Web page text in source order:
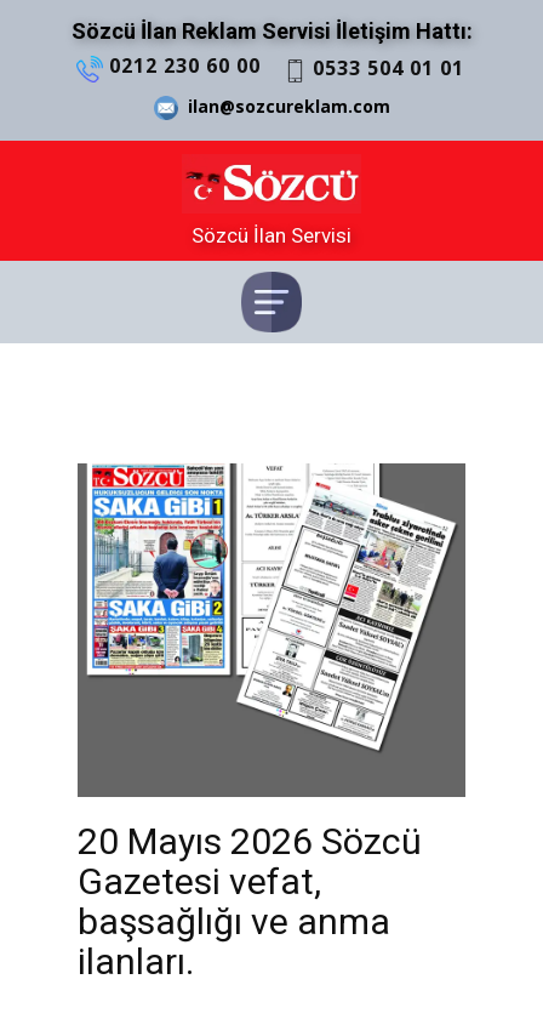
Sözcü İlan Reklam Servisi İletişim Hattı:
0212 230 60 00 0533 504 01 01
ilan@sozcureklam.com
Sözcü İlan Servisi
20 Mayıs 2026 Sözcü
Gazetesi vefat,
başsağlığı ve anma
ilanları.